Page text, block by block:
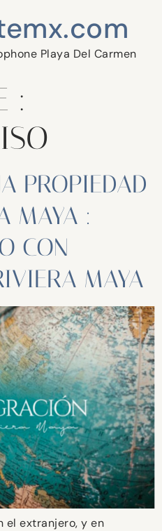
Playa Del Carmen
:
PROPIEDAD
MAYA :
CON
MAYA
el extranjero, y en